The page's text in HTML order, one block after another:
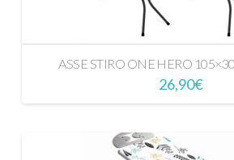
ASSE STIRO ONE HERO
26,90€